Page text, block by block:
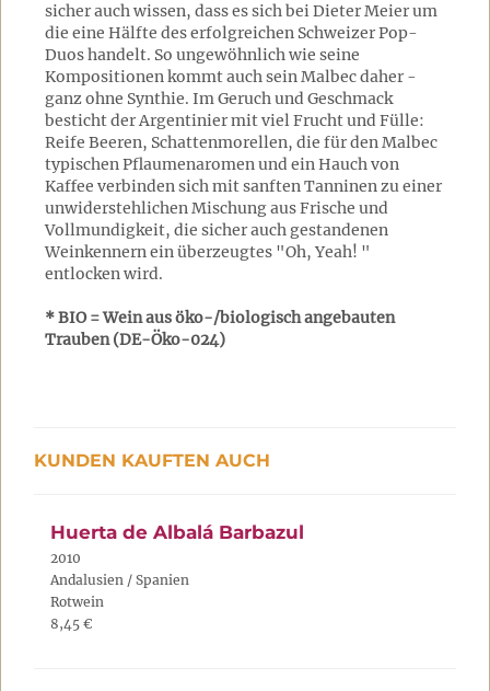
sicher auch wissen, dass es sich bei Dieter Meier um
die eine Hälfte des erfolgreichen Schweizer Pop-
Duos handelt. So ungewöhnlich wie seine
Kompositionen kommt auch sein Malbec daher -
ganz ohne Synthie. Im Geruch und Geschmack
besticht der Argentinier mit viel Frucht und Fülle:
Reife Beeren, Schattenmorellen, die für den Malbec
typischen Pflaumenaromen und ein Hauch von
Kaffee verbinden sich mit sanften Tanninen zu einer
unwiderstehlichen Mischung aus Frische und
Vollmundigkeit, die sicher auch gestandenen
Weinkennern ein überzeugtes "Oh, Yeah! "
entlocken wird.
* BIO = Wein aus öko-/biologisch angebauten
Trauben (DE-Öko-024)
KUNDEN KAUFTEN AUCH
Huerta de Albalá Barbazul
2010
Andalusien / Spanien
Rotwein
8,45 €